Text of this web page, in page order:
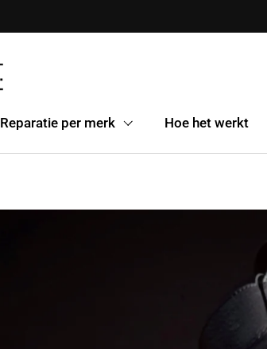
Reparatie per merk Hoe het werkt